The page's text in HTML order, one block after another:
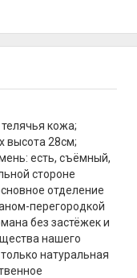
кожа;
высота 28см;
есть, съёмный,
стороне
отделение
перегородкой
без застёжек и
нашего
натуральная